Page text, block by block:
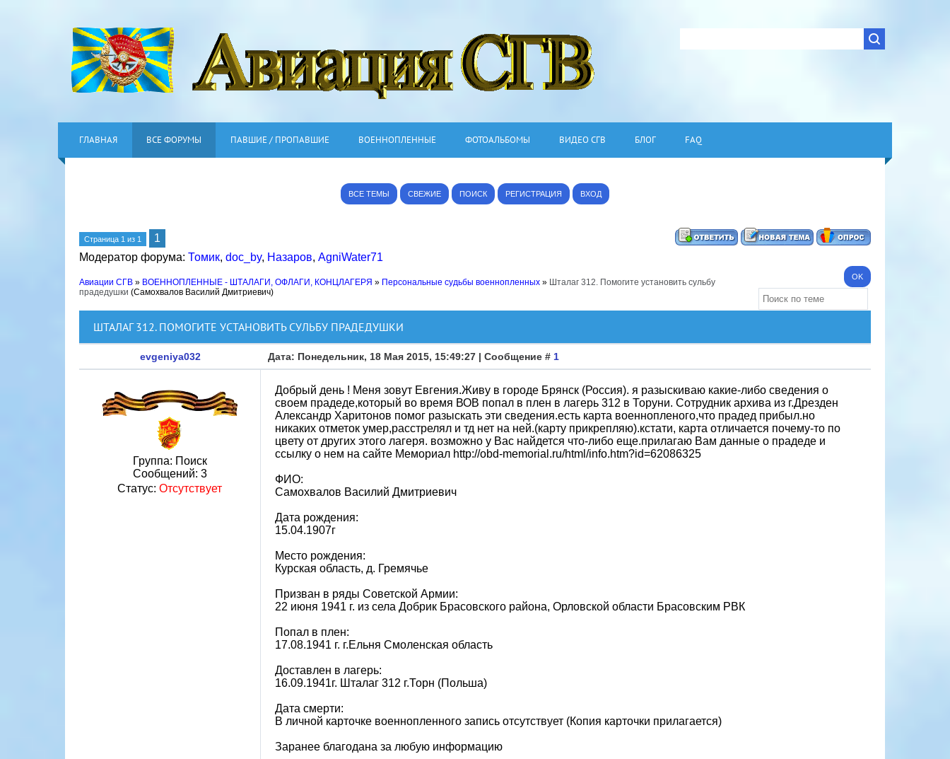
ГЛАВНАЯ ВСЕ ФОРУМЫ ПАВШИЕ / ПРОПАВШИЕ ВОЕННОПЛЕННЫЕ ФОТОАЛЬБОМЫ ВИДЕО СГВ БЛОГ FAQ
ВСЕ ТЕМЫ СВЕЖИЕ ПОИСК РЕГИСТРАЦИЯ ВХОД
Страница 1 из 1
1
Модератор форума: Томик, doc_by, Назаров, AgniWater71
Авиации СГВ » ВОЕННОПЛЕННЫЕ - ШТАЛАГИ, ОФЛАГИ, КОНЦЛАГЕРЯ » Персональные судьбы военнопленных » Шталаг 312. Помогите установить сульбу
прадедушки (Самохвалов Василий Дмитриевич)
ШТАЛАГ 312. ПОМОГИТЕ УСТАНОВИТЬ СУЛЬБУ ПРАДЕДУШКИ
evgeniya032 Дата: Понедельник, 18 Мая 2015, 15:49:27 | Сообщение # 1
Группа: Поиск
Сообщений: 3
Статус: Отсутствует
Добрый день ! Меня зовут Евгения.Живу в городе Брянск (Россия). я разыскиваю какие-либо сведения о
своем прадеде,который во время ВОВ попал в плен в лагерь 312 в Торуни. Сотрудник архива из г.Дрезден
Александр Харитонов помог разыскать эти сведения.есть карта военнопленого,что прадед прибыл.но
никаких отметок умер,расстрелял и тд нет на ней.(карту прикрепляю).кстати, карта отличается почему-то по
цвету от других этого лагеря. возможно у Вас найдется что-либо еще.прилагаю Вам данные о прадеде и
ссылку о нем на сайте Мемориал http://obd-memorial.ru/html/info.htm?id=62086325
ФИО:
Самохвалов Василий Дмитриевич
Дата рождения:
15.04.1907г
Место рождения:
Курская область, д. Гремячье
Призван в ряды Советской Армии:
22 июня 1941 г. из села Добрик Брасовского района, Орловской области Брасовским РВК
Попал в плен:
17.08.1941 г. г.Ельня Смоленская область
Доставлен в лагерь:
16.09.1941г. Шталаг 312 г.Торн (Польша)
Дата смерти:
В личной карточке военнопленного запись отсутствует (Копия карточки прилагается)
Заранее благодана за любую информацию